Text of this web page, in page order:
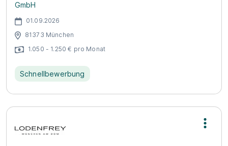
GmbH
01.09.2026
81373 München
1.050 - 1.250 € pro Monat
Schnellbewerbung